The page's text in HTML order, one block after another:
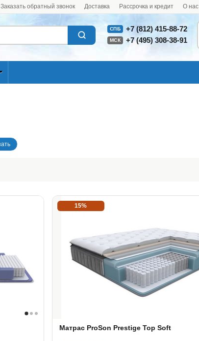
Заказать обратный звонок Доставка Рассрочка и кредит О нас
СПБ +7 (812) 415-88-72
МСК +7 (495) 308-38-91
15%
Матрас ProSon Prestige Top Soft